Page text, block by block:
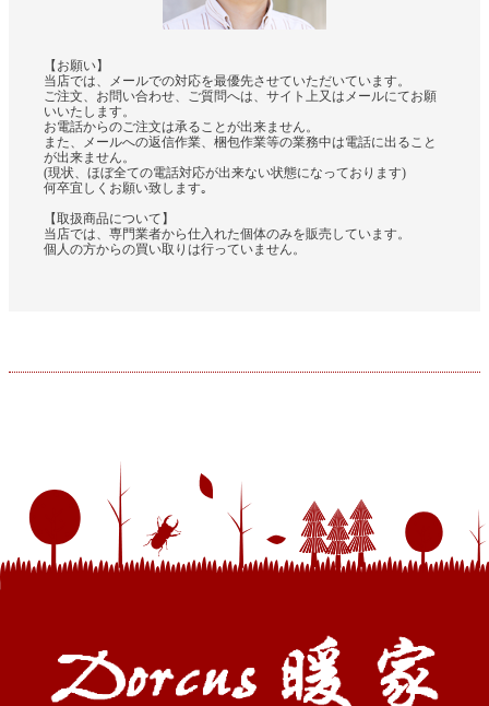
【お願い】
当店では、メールでの対応を最優先させていただいています。
ご注文、お問い合わせ、ご質問へは、サイト上又はメールにてお願
いいたします。
お電話からのご注文は承ることが出来ません。
また、メールへの返信作業、梱包作業等の業務中は電話に出ること
が出来ません。
(現状、ほぼ全ての電話対応が出来ない状態になっております)
何卒宜しくお願い致します｡
【取扱商品について】
当店では、専門業者から仕入れた個体のみを販売しています。
個人の方からの買い取りは行っていません。